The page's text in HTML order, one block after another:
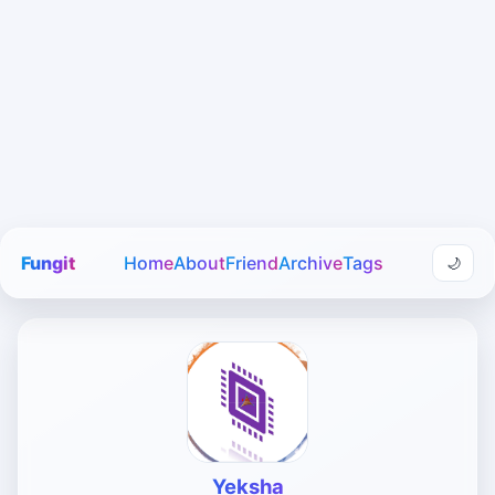
Fungit HomeAboutFriendArchiveTags 🌙
Yeksha